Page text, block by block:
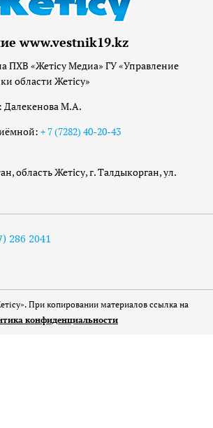
www.vestnik19.kz
ПХВ «Жетісу Медиа» ГУ «Управление
области Жетісу»
Далекенова М.А.
+ 7 (7282) 40-20-43
область Жетісу, г. Талдыкорган, ул.
286 2041
При копировании материалов ссылка на
конфиденциальности